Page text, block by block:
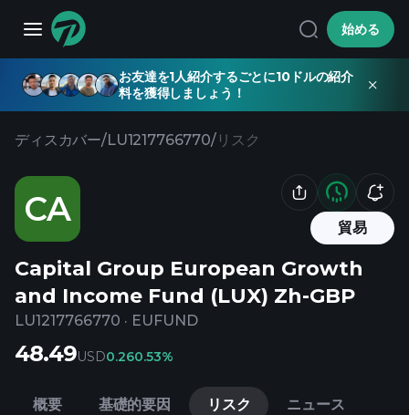
始める
お友達を1人紹介するごとに10ドルの紹介
料を獲得しましょう！
ディスカバー/LU1217766770/リスク
CA 貿易
Capital Group European Growth
and Income Fund (LUX) Zh-GBP
LU1217766770 · EUFUND
48.49USD0.260.53%
概要 基礎的要因 リスク ニュース